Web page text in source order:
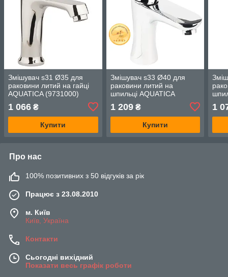
Змішувач s31 Ø35 для
раковини литий на гайці
AQUATICA (9731000)
1 066 ₴
Купити
Змішувач s33 Ø40 для
раковини литий на
шпильці AQUATICA
1 209₴
Купити
1
Про нас
100% позитивних з 50 відгуків за рік
Працює з 23.08.2010
м. Київ
Київ, Україна
Контакти
Сьогодні вихідний
Показати весь графік роботи